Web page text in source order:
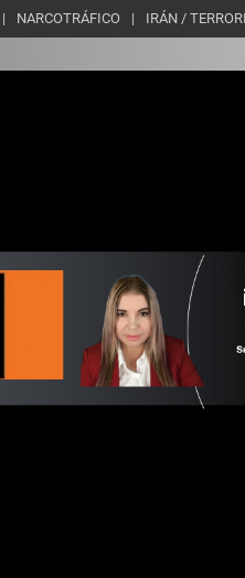
NARCOTRÁFICO IRÁN /